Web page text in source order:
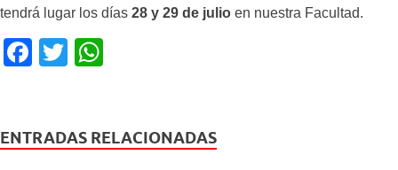
tendrá lugar los días 28 y 29 de julio en nuestra Facultad.
F
e
T
er s
ENTRADAS RELACIONADAS